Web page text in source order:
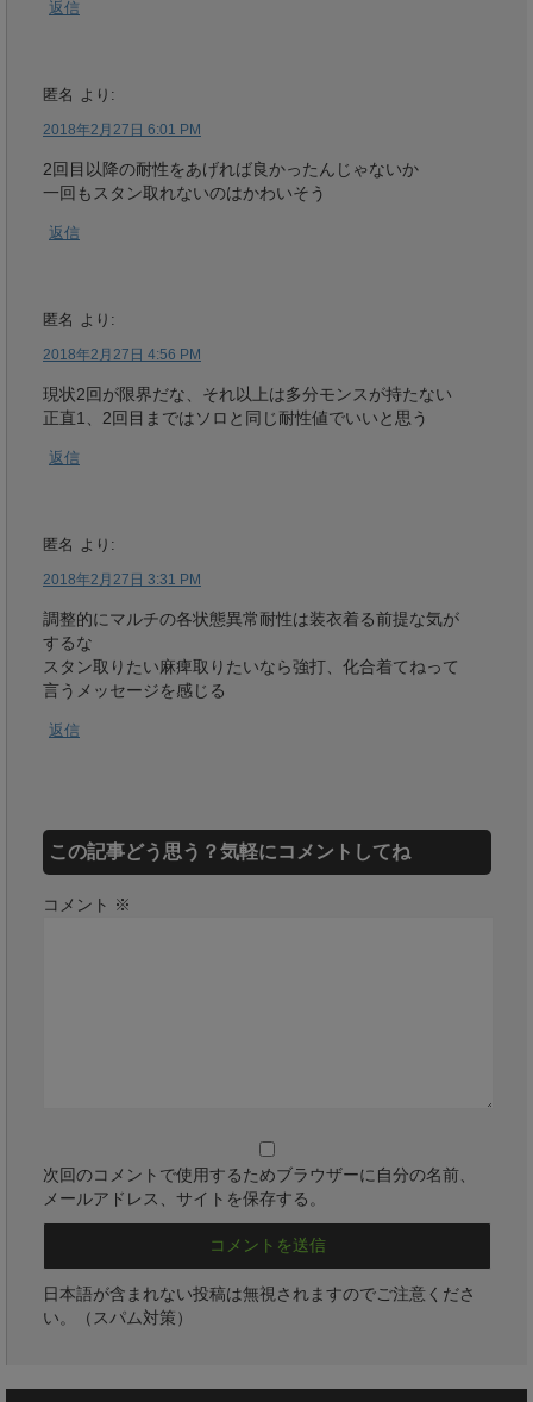
返信
匿名 より:
2018年2月27日 6:01 PM
2回目以降の耐性をあげれば良かったんじゃないか
一回もスタン取れないのはかわいそう
返信
匿名 より:
2018年2月27日 4:56 PM
現状2回が限界だな、それ以上は多分モンスが持たない
正直1、2回目まではソロと同じ耐性値でいいと思う
返信
匿名 より:
2018年2月27日 3:31 PM
調整的にマルチの各状態異常耐性は装衣着る前提な気が
するな
スタン取りたい麻痺取りたいなら強打、化合着てねって
言うメッセージを感じる
返信
この記事どう思う？気軽にコメントしてね
コメント ※
次回のコメントで使用するためブラウザーに自分の名前、
メールアドレス、サイトを保存する。
日本語が含まれない投稿は無視されますのでご注意くださ
い。（スパム対策）